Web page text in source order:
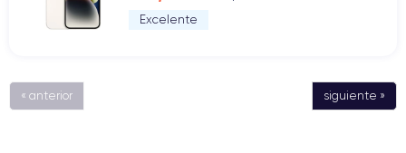
Excelente
« anterior siguiente »